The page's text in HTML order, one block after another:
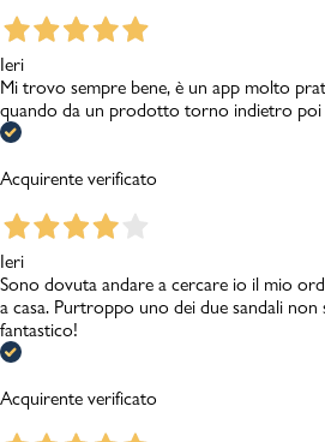
Ieri
Mi trovo sempre bene, è un app molto
quando da un prodotto torno indietro
Acquirente verificato
Ieri
Sono dovuta andare a cercare io il mio
a casa. Purtroppo uno dei due sandali
fantastico!
Acquirente verificato